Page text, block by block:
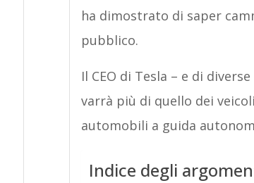
ha dimostrato di saper
pubblico.
Il CEO di Tesla – e di
varrà più di quello dei
automobili a guida
Indice degli